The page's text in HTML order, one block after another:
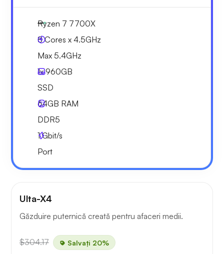
Ryzen 7 7700X
8 Cores x 4.5GHz
Max 5.4GHz
1x960GB
SSD
64GB RAM
DDR5
1Gbit/s
Port
Ulta-X4
Găzduire puternică creată pentru afaceri medii.
$304.17 Salvați 20%